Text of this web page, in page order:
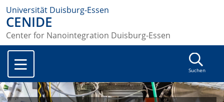
Universität Duisburg-Essen
CENIDE
Center for Nanointegration Duisburg-Essen
Suchen